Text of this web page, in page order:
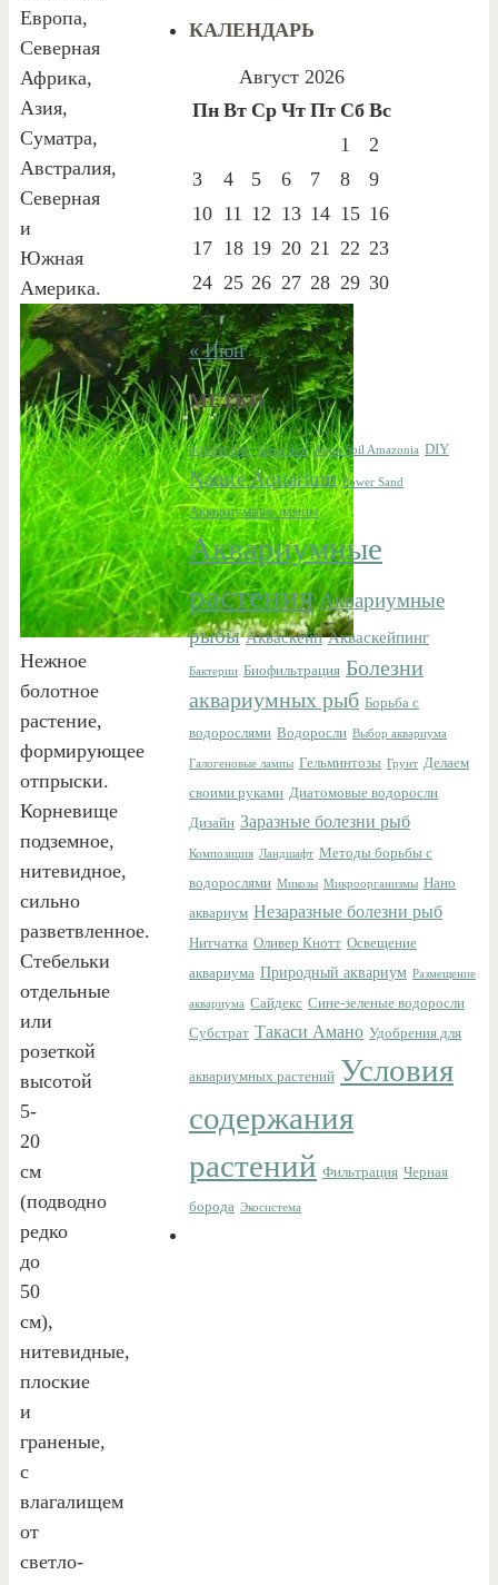
Европа,
Северная
Африка,
Азия,
Суматра,
Австралия,
Северная
и
Южная
Америка.
Нежное
болотное
растение,
формирующее
отпрыски.
Корневище
подземное,
нитевидное,
сильно
разветвленное.
Стебельки
отдельные
или
розеткой
высотой
5-
20
см
(подводно
редко
до
50
см),
нитевидные,
плоские
и
граненые,
с
влагалищем
от
светло-
КАЛЕНДАРЬ
Август 2026
Пн Вт Ср Чт Пт Сб Вс
1
2
3
4 5 6 7 8
9
10 11 12 13 14 15 16
17 18 19 20 21 22 23
24 25 26 27 28 29 30
31
« Июн
МЕТКИ
aquascape Aqua Soil Aqua Soil Amazonia DIY
Nature Aquarium Power Sand
Аквариумные лампы
Аквариумные
растения Аквариумные
рыбы Акваскейп Акваскейпинг
Бактерии Биофильтрация Болезни
аквариумных рыб Борьба с
водорослями Водоросли Выбор аквариума
Галогеновые лампы Гельминтозы Грунт Делаем
своими руками Диатомовые водоросли
Дизайн Заразные болезни рыб
Композиция Ландшафт Методы борьбы с
водорослями Микозы Микроорганизмы Нано
аквариум Незаразные болезни рыб
Нитчатка Оливер Кнотт Освещение
аквариума Природный аквариум Размещение
аквариума Сайдекс Сине-зеленые водоросли
Субстрат Такаси Амано Удобрения для
аквариумных растений Условия
содержания
растений Фильтрация Черная
борода Экосистема